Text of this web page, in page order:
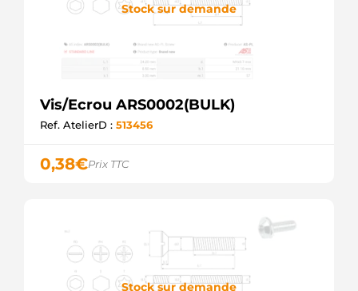
Stock sur demande
Vis/Ecrou ARS0002(BULK)
Ref. AtelierD : 513456
0,38€Prix TTC
Stock sur demande